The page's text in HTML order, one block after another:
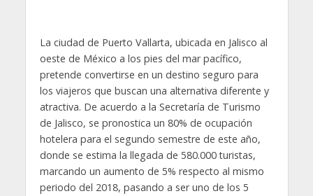
La ciudad de Puerto Vallarta, ubicada en Jalisco al
oeste de México a los pies del mar pacífico,
pretende convertirse en un destino seguro para
los viajeros que buscan una alternativa diferente y
atractiva. De acuerdo a la Secretaría de Turismo
de Jalisco, se pronostica un 80% de ocupación
hotelera para el segundo semestre de este año,
donde se estima la llegada de 580.000 turistas,
marcando un aumento de 5% respecto al mismo
periodo del 2018, pasando a ser uno de los 5